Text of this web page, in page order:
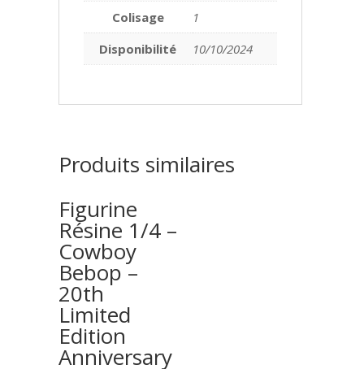
Colisage
1
Disponibilité
10/10/2024
Produits similaires
Figurine
Résine 1/4 –
Cowboy
Bebop –
20th
Limited
Edition
Anniversary